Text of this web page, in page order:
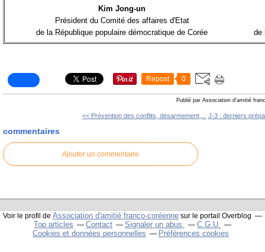
Kim Jong-un
Président du Comité des affaires d'Etat
de la République populaire démocratique de Corée
de
Repost 0
Publié par Association d'amitié
<< Prévention des conflits, désarmement,... J-3 : derniers
commentaires
Ajouter un commentaire
Voir le profil de Association d'amitié franco-coréenne sur le portail Overblog
Top articles Contact Signaler un abus
C.G.U.
Cookies et données personnelles
Préférences cookies